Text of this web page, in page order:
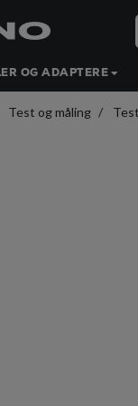
OG ADAPTERE
Test og måling